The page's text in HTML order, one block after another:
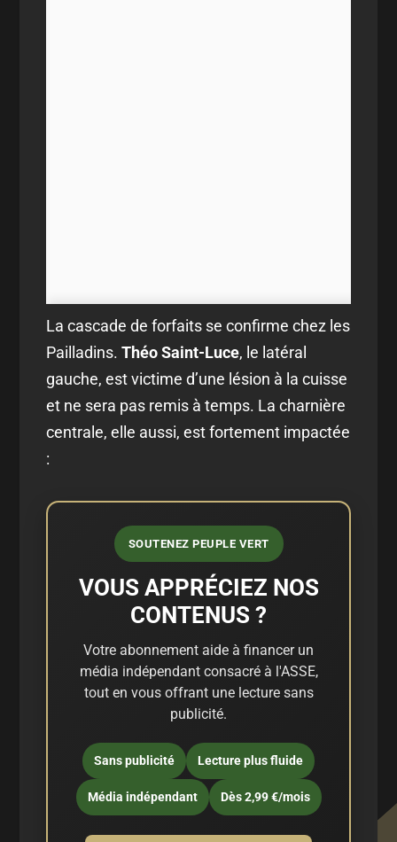
La cascade de forfaits se confirme chez les
Pailladins.Théo Saint-Luce, le latéral
gauche, est victime d’une lésion à la cuisse
et ne sera pas remis à temps. La charnière
centrale, elle aussi, est fortement impactée
:
SOUTENEZ PEUPLE VERT
VOUS APPRÉCIEZ NOS
CONTENUS ?
Votre abonnement aide à financer un
média indépendant consacré à l'ASSE,
tout en vous offrant une lecture sans
publicité.
Sans publicité Lecture plus fluide
Média indépendant Dès 2,99 €/mois